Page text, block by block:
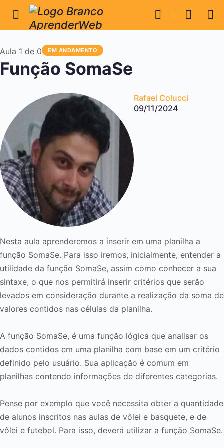
Aula 1 de 0 EM ANDAMENTO
Função SomaSe
Rafael Colucci
09/11/2024
Nesta aula aprenderemos a inserir em uma planilha a
função SomaSe. Para isso iremos, inicialmente, entender a
utilidade da função SomaSe, assim como conhecer a sua
sintaxe, o que nos permitirá inserir critérios que serão
levados em consideração durante a realização da soma de
valores contidos nas células da planilha.
A função SomaSe, é uma função lógica que analisar os
dados contidos em uma planilha com base em um critério
definido pelo usuário. Sua aplicação é comum em
planilhas contendo informações de diferentes categorias.
Pense por exemplo que você necessita obter a quantidade
de alunos inscritos nas aulas de vôlei e basquete, e de
vôlei e futebol. Para isso, deverá utilizar a função SomaSe.